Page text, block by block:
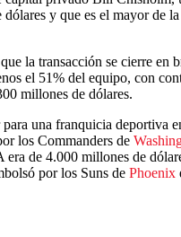
y que es el mayor de
la transacción se cierre en
el 51% del equipo, con
millones de dólares.
una franquicia deportiva
los Commanders de
de 4.000 millones de
por los Suns de Phoenix